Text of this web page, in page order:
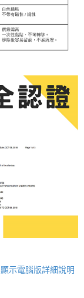
顯示電腦版詳細說明